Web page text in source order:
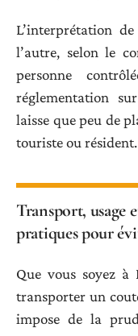
L’interprétation
l’autre, selon le
personne
réglementation
laisse que peu de
touriste ou résident.
Transport, usage
pratiques pour
Que vous soyez à
transporter un
impose de la